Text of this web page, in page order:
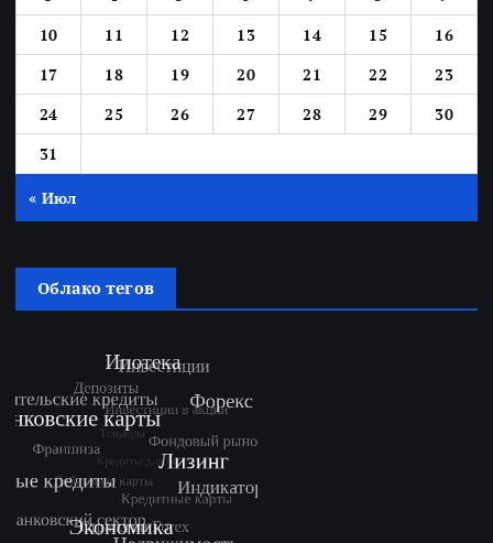
10
11 12 13 14 15
16
17
18 19 20 21 22
23
24
25 26 27 28 29
30
31
« Июл
Облако тегов